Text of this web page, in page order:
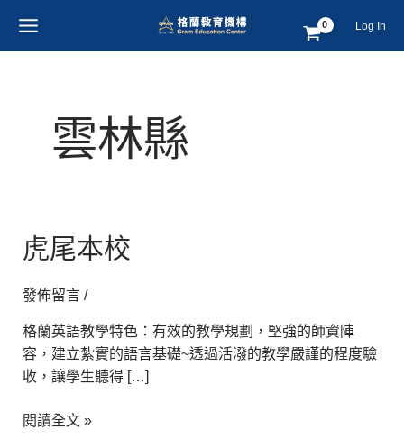
主
MAIN
MENU
Log In
雲林縣
虎尾本校
發佈留言 /
格蘭英語教學特色：有效的教學規劃，堅強的師資陣
容，建立紮實的語言基礎~透過活潑的教學嚴謹的程度驗
收，讓學生聽得 […]
虎
尾
本
閱讀全文 »